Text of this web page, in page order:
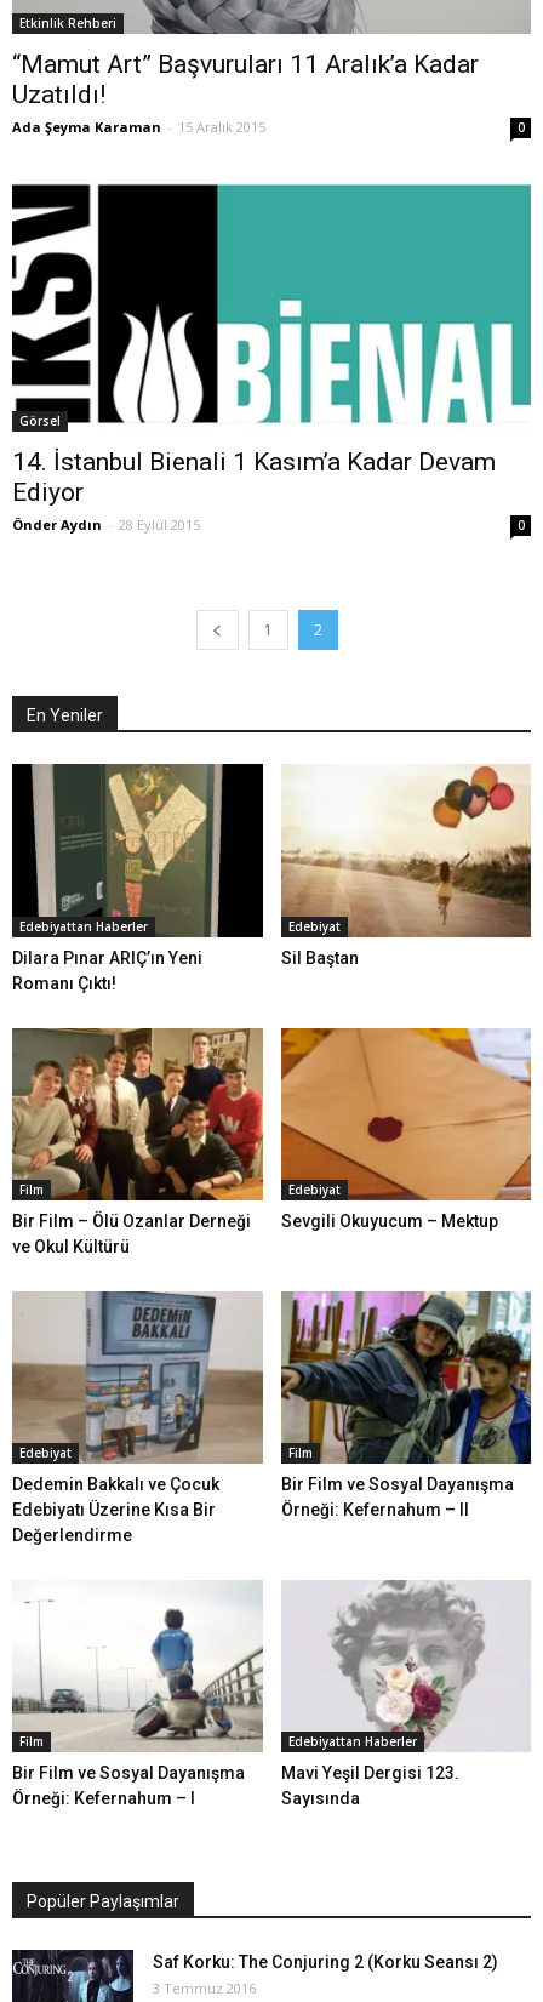
Etkinlik Rehberi
“Mamut Art” Başvuruları 11 Aralık’a Kadar
Uzatıldı!
Ada Şeyma Karaman - 15 Aralık 2015 0
Görsel
14. İstanbul Bienali 1 Kasım’a Kadar Devam
Ediyor
Önder Aydın - 28 Eylül 2015 0
1 2
En Yeniler
Edebiyattan Haberler
Dilara Pınar ARIÇ’ın Yeni
Romanı Çıktı!
Edebiyat
Sil Baştan
Film
Bir Film – Ölü Ozanlar Derneği
ve Okul Kültürü
Edebiyat
Sevgili Okuyucum – Mektup
Edebiyat
Dedemin Bakkalı ve Çocuk
Edebiyatı Üzerine Kısa Bir
Değerlendirme
Film
Bir Film ve Sosyal Dayanışma
Örneği: Kefernahum – II
Film
Bir Film ve Sosyal Dayanışma
Örneği: Kefernahum – I
Edebiyattan Haberler
Mavi Yeşil Dergisi 123.
Sayısında
Popüler Paylaşımlar
Saf Korku: The Conjuring 2 (Korku Seansı 2)
3 Temmuz 2016